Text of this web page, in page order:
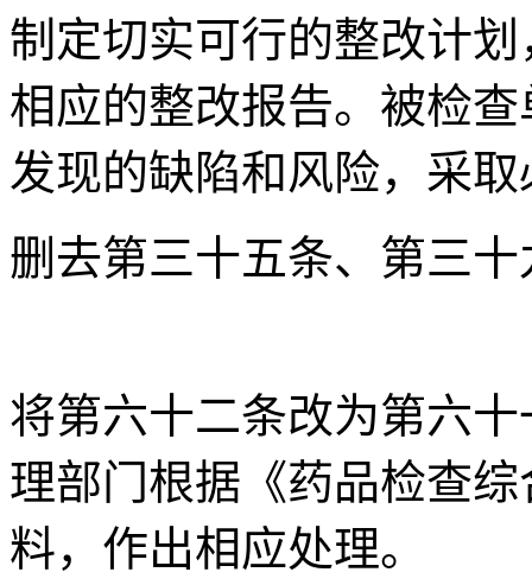
制定切实可行的整改计
相应的整改报告。被检
发现的缺陷和风险，采
删去第三十五条、第三十
将第六十二条改为第六
理部门根据《药品检查
料，作出相应处理。